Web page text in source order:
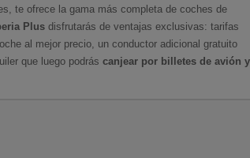
te ofrece la gama más completa de coches de
Plus disfrutarás de ventajas exclusivas: tarifas
al mejor precio, un conductor adicional gratuito
que luego podrás canjear por billetes de avión y